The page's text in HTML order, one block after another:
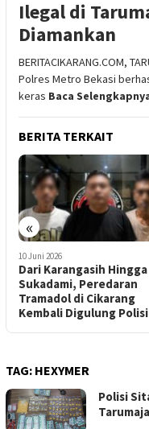
Ilegal di
Diamankan
BERITACIKARANG.COM,
Polres Metro Bekasi
keras Baca
BERITA TERKAIT
«
8 Juni 2026
Bikin Kuat Kerja Hingga
Tahan Lama di Ranjang?
Mengupas Mitos
yang Menyesatkan
TAG: HEXYMER
Polisi